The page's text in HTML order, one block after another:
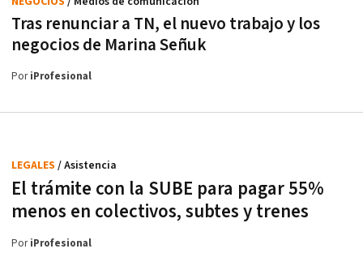
Tras renunciar a TN, el nuevo trabajo y los
negocios de Marina Señuk
PoriProfesional
El trámite con la SUBE para pagar 55%
menos en colectivos, subtes y trenes
LEGALES / Asistencia
PoriProfesional